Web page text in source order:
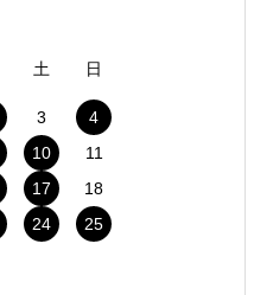
土 日
3
4
10
11
17
18
24
25